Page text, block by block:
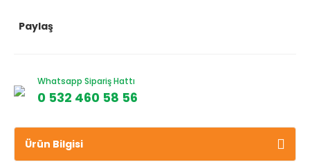
Paylaş
Whatsapp Sipariş Hattı
0 532 460 58 56
Ürün Bilgisi